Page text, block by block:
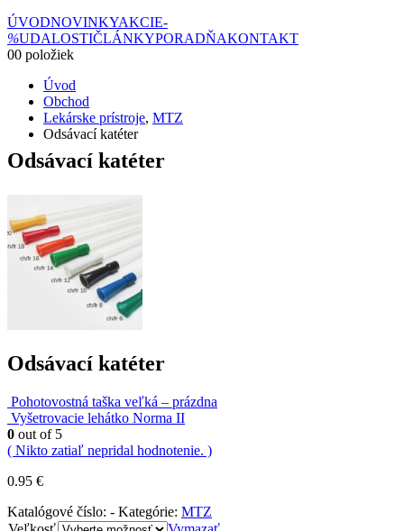
ÚVODNOVINKYAKCIE-
%UDALOSTIČLÁNKYPORADŇAKONTAKT
00 položiek
Úvod
Obchod
Lekárske prístroje, MTZ
Odsávací katéter
Odsávací katéter
Odsávací katéter
Pohotovostná taška veľká – prázdna
Vyšetrovacie lehátko Norma II
0 out of 5
( Nikto zatiaľ nepridal hodnotenie. )
0.95 €
Katalógové číslo: - Kategórie: MTZ